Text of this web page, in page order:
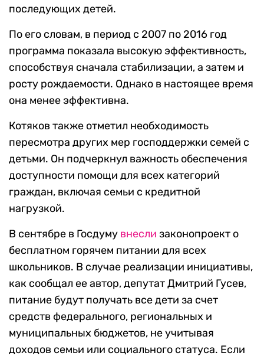
последующих детей.
По его словам, в период с 2007 по 2016 год
программа показала высокую эффективность,
способствуя сначала стабилизации, а затем и
росту рождаемости. Однако в настоящее время
она менее эффективна.
Котяков также отметил необходимость
пересмотра других мер господдержки семей с
детьми. Он подчеркнул важность обеспечения
доступности помощи для всех категорий
граждан, включая семьи с кредитной
нагрузкой.
В сентябре в Госдуму внесли законопроект о
бесплатном горячем питании для всех
школьников. В случае реализации инициативы,
как сообщал ее автор, депутат Дмитрий Гусев,
питание будут получать все дети за счет
средств федерального, региональных и
муниципальных бюджетов, не учитывая
доходов семьи или социального статуса. Если